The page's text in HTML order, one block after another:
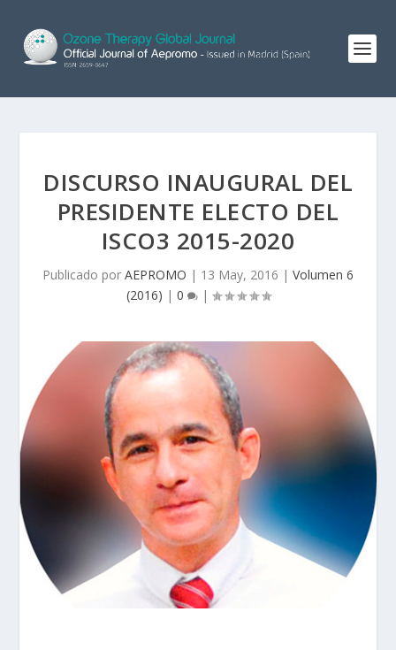
DISCURSO INAUGURAL DEL
PRESIDENTE ELECTO DEL
ISCO3 2015-2020
Publicado por AEPROMO | 13 May, 2016 | Volumen 6
(2016) | 0 |